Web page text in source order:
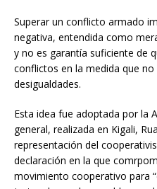
Superar un conflicto armado
negativa, entendida como
y no es garantía suficiente de
conflictos en la medida que
desigualdades.
Esta idea fue adoptada por la
general, realizada en Kigali,
representación del
declaración en la que
movimiento cooperativo para